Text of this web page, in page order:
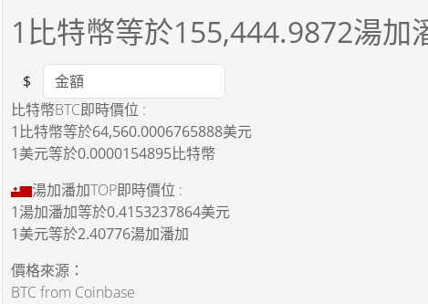
1 比特幣等於155,444.9872湯加
Amount
$
比特幣BTC即時價位 :
1比特幣等於64,560.0006765888美元
1美元等於0.0000154895比特幣
湯加潘加TOP即時價位 :
1湯加潘加等於0.4153237864美元
1美元等於2.40776湯加潘加
價格來源：
BTC from Coinbase